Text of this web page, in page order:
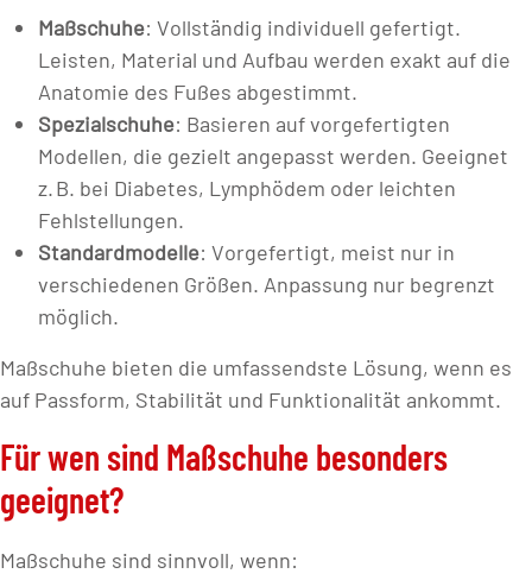
Maßschuhe: Vollständig individuell gefertigt.
Leisten, Material und Aufbau werden exakt auf die
Anatomie des Fußes abgestimmt.
Spezialschuhe: Basieren auf vorgefertigten
Modellen, die gezielt angepasst werden. Geeignet
z. B. bei Diabetes, Lymphödem oder leichten
Fehlstellungen.
Standardmodelle: Vorgefertigt, meist nur in
verschiedenen Größen. Anpassung nur begrenzt
möglich.
Maßschuhe bieten die umfassendste Lösung, wenn es
auf Passform, Stabilität und Funktionalität ankommt.
Für wen sind Maßschuhe besonders
geeignet?
Maßschuhe sind sinnvoll, wenn: